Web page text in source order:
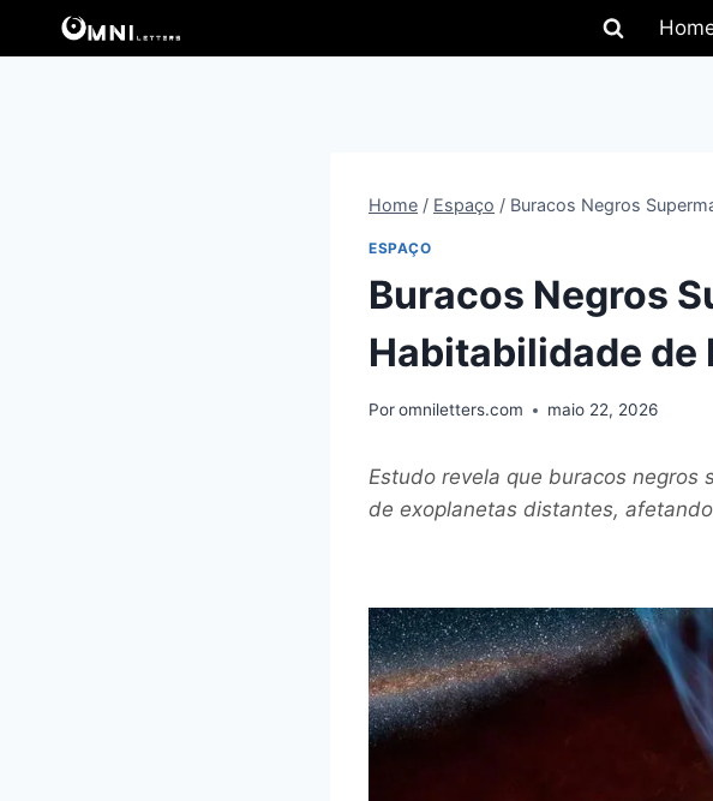
Home / Espaço / Buracos Negros
ESPAÇO
Buracos Negros
Habitabilidade de
Poromniletters.com maio 22, 2026
Estudo revela que buracos negros
de exoplanetas distantes,